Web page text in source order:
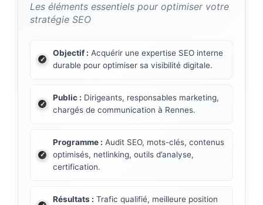
Les éléments essentiels pour optimiser votre
stratégie SEO
Objectif : Acquérir une expertise SEO interne
durable pour optimiser sa visibilité digitale.
Public : Dirigeants, responsables marketing,
chargés de communication à Rennes.
Programme : Audit SEO, mots-clés, contenus
optimisés, netlinking, outils d’analyse,
certification.
Résultats : Trafic qualifié, meilleure position